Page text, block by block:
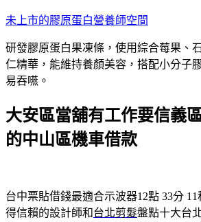
跳
主
要
內
未上市的膠原蛋白營養師空間
研發膠原蛋白果凍條，使用綜合莓果、
仁精華，能維持養顏美容，搭配小分子
易吞嚥。
大安區當舖有工作要信義
的中山區機車借款
台中票貼借錢最適合示波器12點 33分 11
得信賴的設計師和台北剪髮盤點十大台